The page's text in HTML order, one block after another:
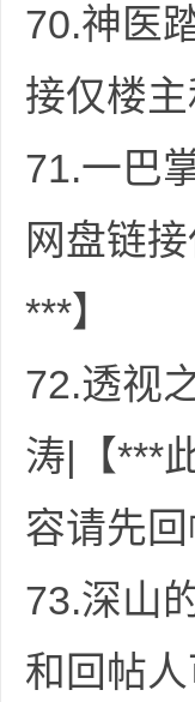
70.神医
接仅楼
71.一巴
网盘链
***】
72.透视
涛|【***
容请先回
73.深山
和回帖